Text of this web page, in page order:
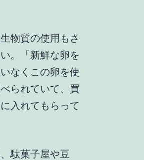
物質の使用もさ
。「新鮮な卵を
なくこの卵を使
られていて、買
入れてもらって
駄菓子屋や豆